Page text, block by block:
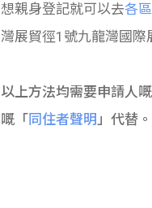
想親身登記就可以去各
灣展貿徑1號九龍灣國際
以上方法均需要申請人
嘅「同住者聲明」代替。